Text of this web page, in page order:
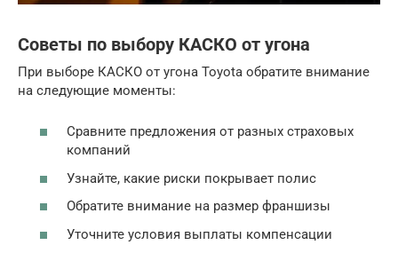
Советы по выбору КАСКО от угона
При выборе КАСКО от угона Toyota обратите внимание
на следующие моменты:
Сравните предложения от разных страховых
компаний
Узнайте, какие риски покрывает полис
Обратите внимание на размер франшизы
Уточните условия выплаты компенсации